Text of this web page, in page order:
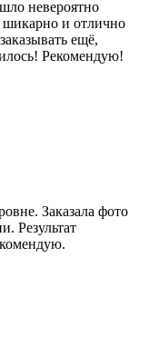
невероятно
шикарно и отлично
ещё,
Рекомендую!
Заказала фото
Результат